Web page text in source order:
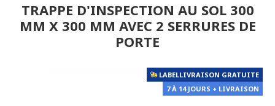
TRAPPE D'INSPECTION AU SOL 300
MM X 300 MM AVEC 2 SERRURES DE
PORTE
LABELLIVRAISON GRATUITE
7 À 14 JOURS + LIVRAISON